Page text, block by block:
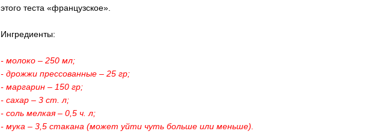
этого теста «французское».
Ингредиенты:
- молоко – 250 мл;
- дрожжи прессованные – 25 гр;
- маргарин – 150 гр;
- сахар – 3 ст. л;
- соль мелкая – 0,5 ч. л;
- мука – 3,5 стакана (может уйти чуть больше или меньше).